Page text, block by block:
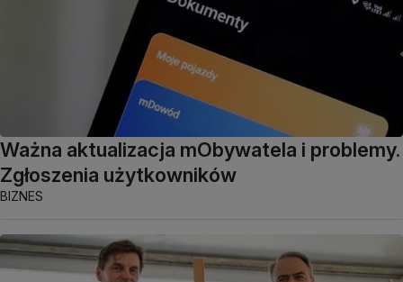
Ważna aktualizacja mObywatela i problemy.
Zgłoszenia użytkowników
BIZNES